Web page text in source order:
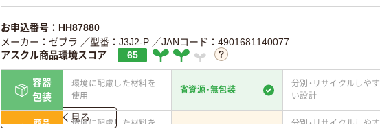
お申込番号：HH87880
メーカー：ゼブラ ／型番：J3J2-P ／JANコード：4901681140077
アスクル商品環境スコア
65
容器
包装
環境に配慮した材料を
使用
省資源・無包装
分別・リサイクルしやす
い設計
商品
環境に配慮した材料を
分別・リサイクルしやす
詳しく見る